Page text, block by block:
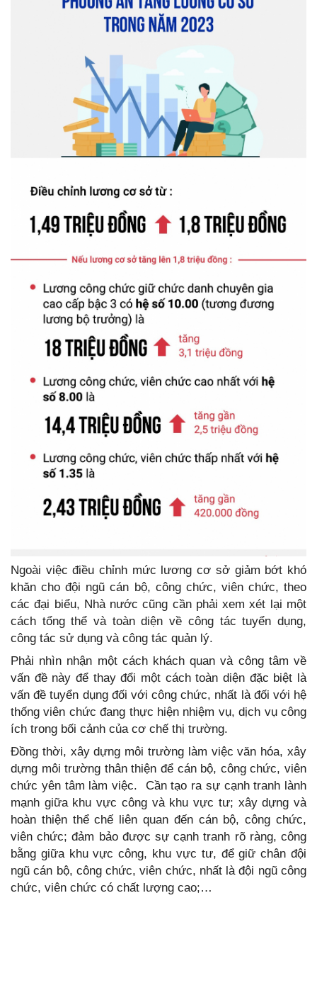
Ngoài việc điều chỉnh mức lương cơ sở giảm bớt khó
khăn cho đội ngũ cán bộ, công chức, viên chức, theo
các đại biểu, Nhà nước cũng cần phải xem xét lại một
cách tổng thể và toàn diện về công tác tuyển dụng,
công tác sử dụng và công tác quản lý.
Phải nhìn nhận một cách khách quan và công tâm về
vấn đề này để thay đổi một cách toàn diện đặc biệt là
vấn đề tuyển dụng đối với công chức, nhất là đối với hệ
thống viên chức đang thực hiện nhiệm vụ, dịch vụ công
ích trong bối cảnh của cơ chế thị trường.
Đồng thời, xây dựng môi trường làm việc văn hóa, xây
dựng môi trường thân thiện để cán bộ, công chức, viên
chức yên tâm làm việc. Cần tạo ra sự cạnh tranh lành
mạnh giữa khu vực công và khu vực tư; xây dựng và
hoàn thiện thể chế liên quan đến cán bộ, công chức,
viên chức; đảm bảo được sự cạnh tranh rõ ràng, công
bằng giữa khu vực công, khu vực tư, để giữ chân đội
ngũ cán bộ, công chức, viên chức, nhất là đội ngũ công
chức, viên chức có chất lượng cao;…